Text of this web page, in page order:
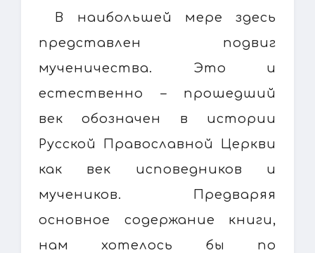
В наибольшей мере здесь
представлен подвиг
мученичества. Это и
естественно – прошедший
век обозначен в истории
Русской Православной Церкви
как век исповедников и
мучеников. Предваряя
основное содержание книги,
нам хотелось бы по